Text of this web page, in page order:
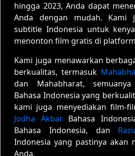
hingga 2023, Anda dapat
Anda dengan mudah. Kami
subtitle Indonesia untuk
menonton film gratis di
Kami juga menawarkan
berkualitas, termasuk
dan Mahabharat,
Bahasa Indonesia yang
kami juga menyediakan film-
Jodha AkbarBahasa
Bahasa Indonesia, dan
Indonesia yang pastinya akan
Anda.